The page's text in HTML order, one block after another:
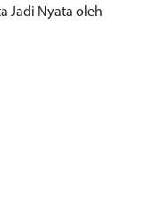
Jadi Nyata oleh